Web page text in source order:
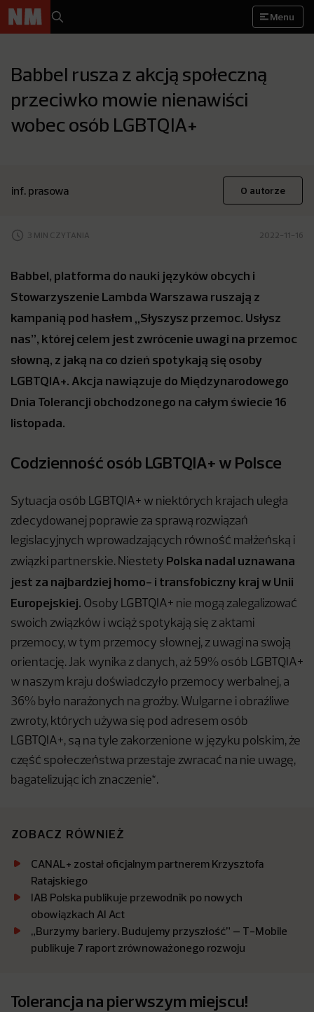
Menu
Babbel rusza z akcją społeczną
przeciwko mowie nienawiści
wobec osób LGBTQIA+
inf. prasowa O autorze
3 MIN CZYTANIA 2022-11-16
Babbel, platforma do nauki języków obcych i
Stowarzyszenie Lambda Warszawa ruszają z
kampanią pod hasłem „Słyszysz przemoc. Usłysz
nas”, której celem jest zwrócenie uwagi na przemoc
słowną, z jaką na co dzień spotykają się osoby
LGBTQIA+. Akcja nawiązuje do Międzynarodowego
Dnia Tolerancji obchodzonego na całym świecie 16
listopada.
Codzienność osób LGBTQIA+ w Polsce
Sytuacja osób LGBTQIA+ w niektórych krajach uległa
zdecydowanej poprawie za sprawą rozwiązań
legislacyjnych wprowadzających równość małżeńską i
związki partnerskie. Niestety Polska nadal uznawana
jest za najbardziej homo- i transfobiczny kraj w Unii
Europejskiej. Osoby LGBTQIA+ nie mogą zalegalizować
swoich związków i wciąż spotykają się z aktami
przemocy, w tym przemocy słownej, z uwagi na swoją
orientację. Jak wynika z danych, aż 59% osób LGBTQIA+
w naszym kraju doświadczyło przemocy werbalnej, a
36% było narażonych na groźby. Wulgarne i obraźliwe
zwroty, których używa się pod adresem osób
LGBTQIA+, są na tyle zakorzenione w języku polskim, że
część społeczeństwa przestaje zwracać na nie uwagę,
bagatelizując ich znaczenie*.
ZOBACZ RÓWNIEŻ
CANAL+ został oficjalnym partnerem Krzysztofa
Ratajskiego
IAB Polska publikuje przewodnik po nowych
obowiązkach AI Act
„Burzymy bariery. Budujemy przyszłość” – T-Mobile
publikuje 7 raport zrównoważonego rozwoju
Tolerancja na pierwszym miejscu!